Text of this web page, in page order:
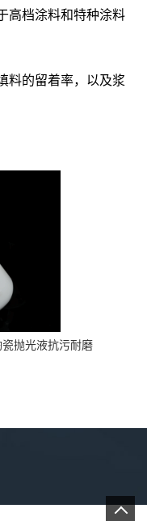
高档涂料和特种涂料
料的留着率，以及浆
抛光液抗污耐磨